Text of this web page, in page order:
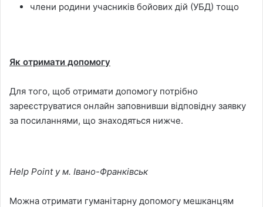
члени родини учасників бойових дій (УБД) тощо
Як отримати допомогу
Для того, щоб отримати допомогу потрібно
зареєструватися онлайн заповнивши відповідну заявку
за посиланнями, що знаходяться нижче.
Help Point у м. Івано-Франківськ
Можна отримати гуманітарну допомогу мешканцям